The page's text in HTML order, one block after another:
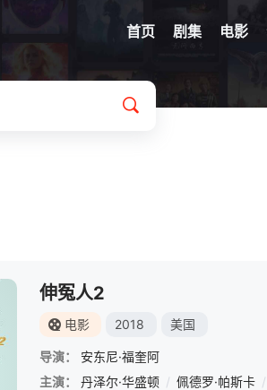
首页 剧集 电影
赫米基·马德拉 / 马修·维利希 / 乔尼·科因 / 迈
伸冤人2
电影 2018 美国
导演：
安东尼·福奎阿
主演：
丹泽尔·华盛顿 / 佩德罗·帕斯卡 /